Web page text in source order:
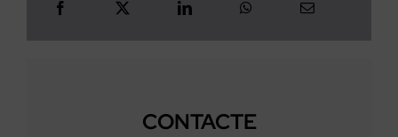
CONTACTE